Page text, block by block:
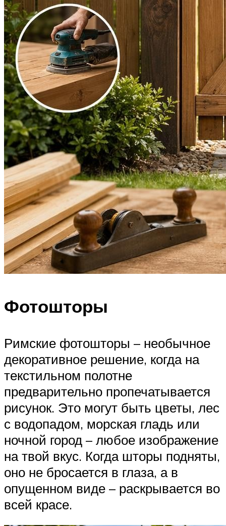
Фотошторы
Римские фотошторы – необычное
декоративное решение, когда на
текстильном полотне
предварительно пропечатывается
рисунок. Это могут быть цветы, лес
с водопадом, морская гладь или
ночной город – любое изображение
на твой вкус. Когда шторы подняты,
оно не бросается в глаза, а в
опущенном виде – раскрывается во
всей красе.